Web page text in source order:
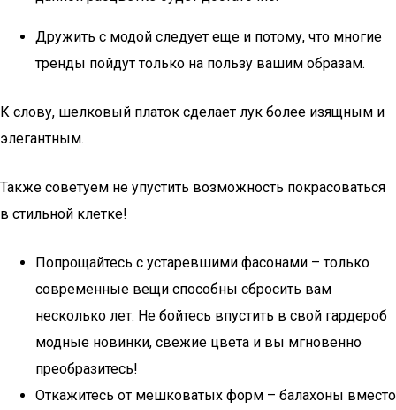
Дружить с модой следует еще и потому, что многие
тренды пойдут только на пользу вашим образам.
К слову, шелковый платок сделает лук более изящным и
элегантным.
Также советуем не упустить возможность покрасоваться
в стильной клетке!
Попрощайтесь с устаревшими фасонами – только
современные вещи способны сбросить вам
несколько лет. Не бойтесь впустить в свой гардероб
модные новинки, свежие цвета и вы мгновенно
преобразитесь!
Откажитесь от мешковатых форм – балахоны вместо